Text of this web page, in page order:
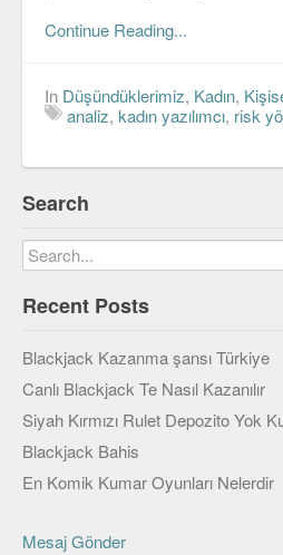
Bize Katılın
Viki
Continue Reading...
In Düşündüklerimiz, Kadın,
analiz, kadın yazılımcı, risk
Search
Recent Posts
Blackjack Kazanma şansı Türkiye
Canlı Blackjack Te Nasıl Kazanılır
Siyah Kırmızı Rulet Depozito Yok
Blackjack Bahis
En Komik Kumar Oyunları Nelerdir
Mesaj Gönder